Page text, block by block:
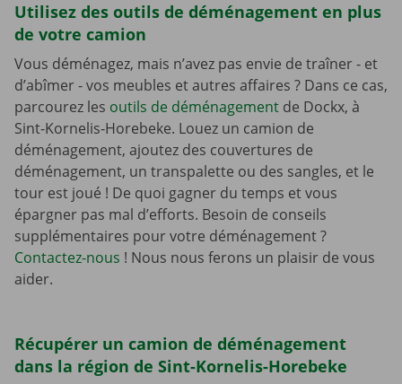
Utilisez des outils de déménagement en plus
de votre camion
Vous déménagez, mais n’avez pas envie de traîner - et
d’abîmer - vos meubles et autres affaires ? Dans ce cas,
parcourez les outils de déménagement de Dockx, à
Sint-Kornelis-Horebeke. Louez un camion de
déménagement, ajoutez des couvertures de
déménagement, un transpalette ou des sangles, et le
tour est joué ! De quoi gagner du temps et vous
épargner pas mal d’efforts. Besoin de conseils
supplémentaires pour votre déménagement ?
Contactez-nous ! Nous nous ferons un plaisir de vous
aider.
Récupérer un camion de déménagement
dans la région de Sint-Kornelis-Horebeke